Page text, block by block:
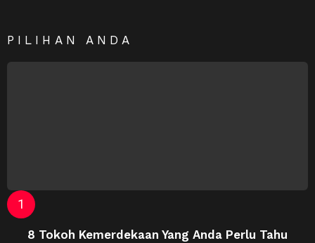
PILIHAN ANDA
8 Tokoh Kemerdekaan Yang Anda Perlu Tahu